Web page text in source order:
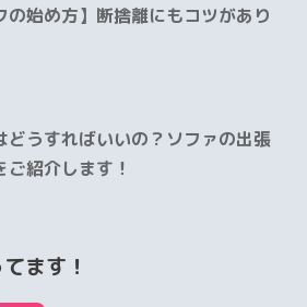
の始め方】断捨離にもコツがあり
どうすればいいの？ソファの出張
紹介します！
ます！